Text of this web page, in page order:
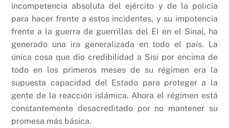
incompetencia absoluta del ejército y de la policía
para hacer frente a estos incidentes, y su impotencia
frente a la guerra de guerrillas del EI en el Sinaí, ha
generado una ira generalizada en todo el país. La
única cosa que dio credibilidad a Sisi por encima de
todo en los primeros meses de su régimen era la
supuesta capacidad del Estado para proteger a la
gente de la reacción islámica. Ahora el régimen está
constantemente desacreditado por no mantener su
promesa más básica.